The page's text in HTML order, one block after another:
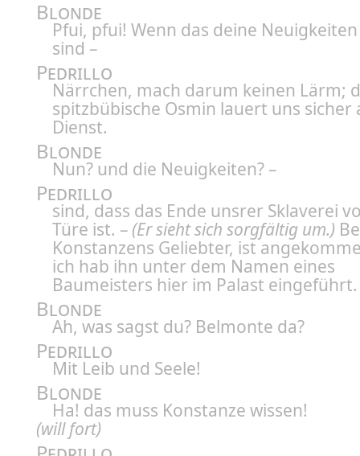
Blonde
Pfui, pfui! Wenn das deine
sind –
Pedrillo
Närrchen, mach darum keinen Lärm;
spitzbübische Osmin lauert uns sicher
Dienst.
Blonde
Nun? und die Neuigkeiten? –
Pedrillo
sind, dass das Ende unsrer Sklaverei
Türe ist. – (Er sieht sich sorgfältig um.)
Konstanzens Geliebter, ist
ich hab ihn unter dem Namen eines
Baumeisters hier im Palast eingeführt.
Blonde
Ah, was sagst du? Belmonte da?
Pedrillo
Mit Leib und Seele!
Blonde
Ha! das muss Konstanze wissen!
(will fort)